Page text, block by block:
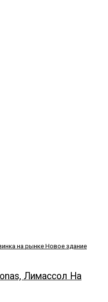
на рынке Новое здание
Лимассол На